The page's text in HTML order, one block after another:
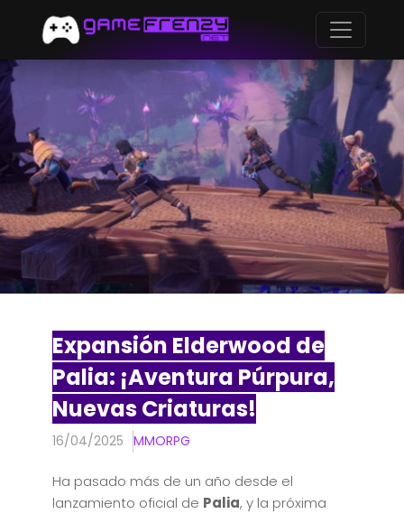
Expansión Elderwood de
Palia: ¡Aventura Púrpura,
Nuevas Criaturas!
16/04/2025 MMORPG
Ha pasado más de un año desde el
lanzamiento oficial de Palia, y la próxima